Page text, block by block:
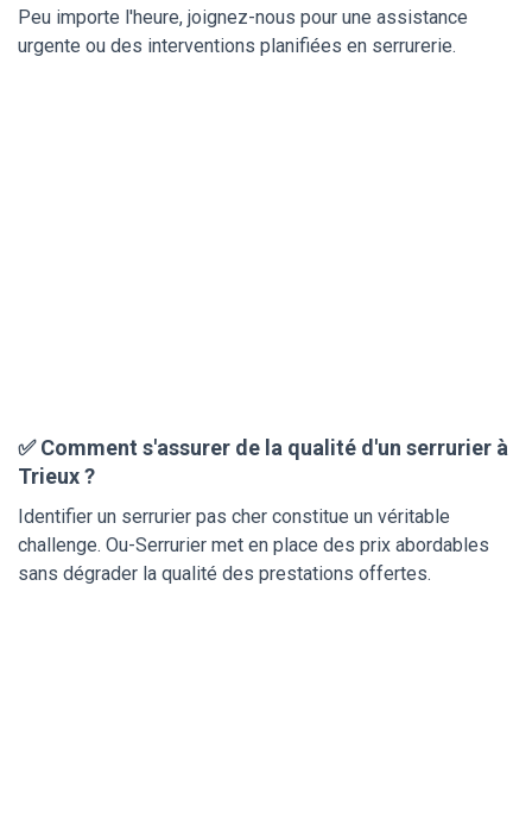
Peu importe l'heure, joignez-nous pour une assistance
urgente ou des interventions planifiées en serrurerie.
✅ Comment s'assurer de la qualité d'un serrurier à
Trieux ?
Identifier un serrurier pas cher constitue un véritable
challenge. Ou-Serrurier met en place des prix abordables
sans dégrader la qualité des prestations offertes.